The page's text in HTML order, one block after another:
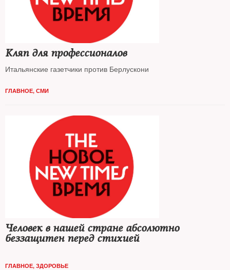
Кляп для профессионалов
Итальянские газетчики против Берлускони
ГЛАВНОЕ, СМИ
Человек в нашей стране абсолютно
беззащитен перед стихией
ГЛАВНОЕ, ЗДОРОВЬЕ